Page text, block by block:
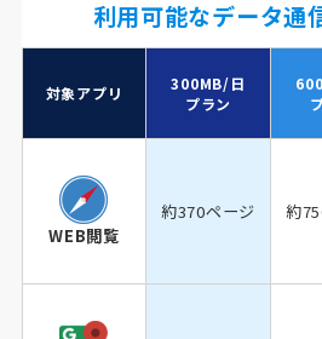
利用可能なデータ通
対象アプリ
300MB/日
プラン
WEB閲覧
約370ページ 約